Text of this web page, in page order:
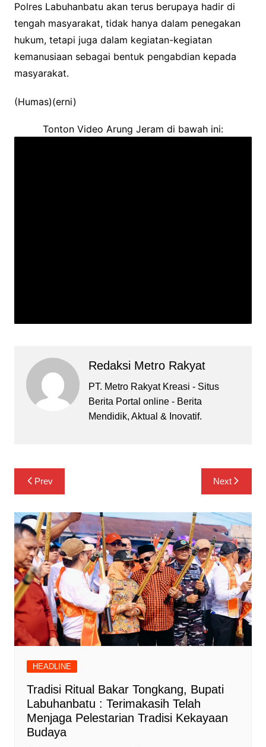
Polres Labuhanbatu akan terus berupaya hadir di
tengah masyarakat, tidak hanya dalam penegakan
hukum, tetapi juga dalam kegiatan-kegiatan
kemanusiaan sebagai bentuk pengabdian kepada
masyarakat.
(Humas)(erni)
Tonton Video Arung Jeram di bawah ini:
Redaksi Metro Rakyat
PT. Metro Rakyat Kreasi - Situs
Berita Portal online - Berita
Mendidik, Aktual & Inovatif.
Navigasi
pos
Prev Next
HEADLINE
Tradisi Ritual Bakar Tongkang, Bupati
Labuhanbatu : Terimakasih Telah
Menjaga Pelestarian Tradisi Kekayaan
Budaya